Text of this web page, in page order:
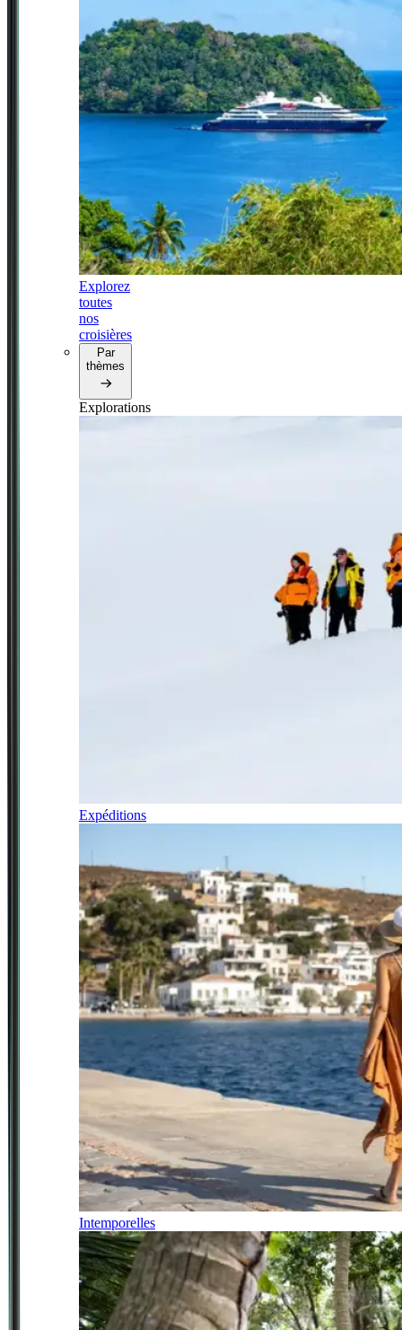
Explorez
toutes
nos
croisières
Par
thèmes
Explorations
Expéditions
Intemporelles